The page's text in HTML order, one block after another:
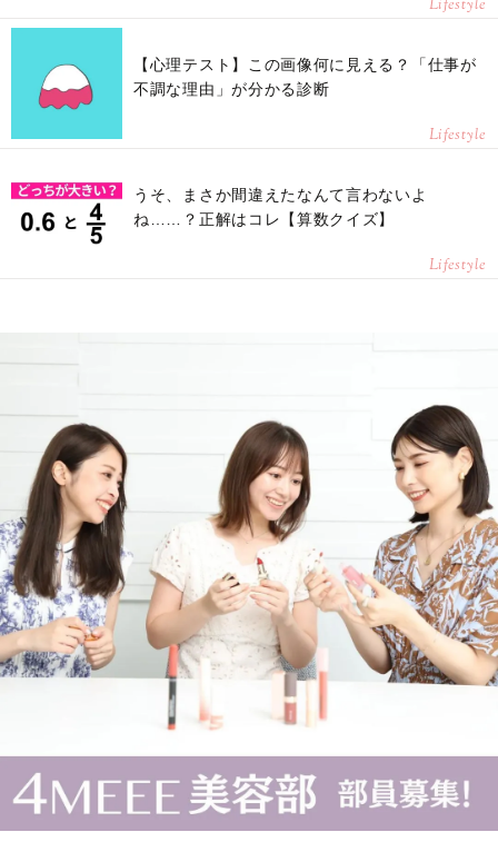
Lifestyle
【心理テスト】この画像何に見える？「仕事が
不調な理由」が分かる診断
Lifestyle
うそ、まさか間違えたなんて言わないよ
ね……？正解はコレ【算数クイズ】
Lifestyle